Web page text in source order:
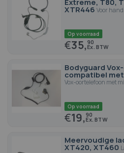
Extreme, T80,
XTR446 Voor
Op voorraad
€35,90
Bodyguard
compatibel
Vox-oortelefoon met
Op voorraad
€19,90
Meervoudige
XT420, XT460